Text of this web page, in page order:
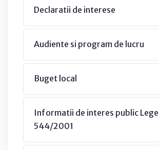
Declaratii de interese
Audiente si program de lucru
Buget local
Informatii de interes public
544/2001